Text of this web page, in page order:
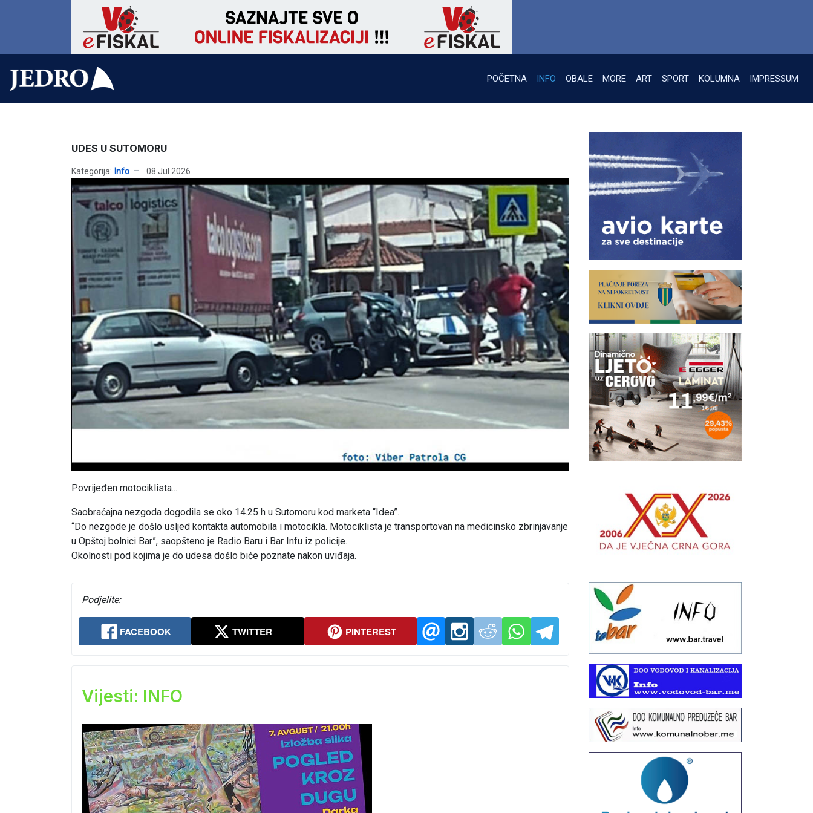
POČETNA INFO OBALE MORE ART SPORT KOLUMNA IMPRESSUM
UDES U SUTOMORU
Kategorija: Info 08 Jul 2026
Povrijeđen motociklista...
Saobraćajna nezgoda dogodila se oko 14.25 h u Sutomoru kod marketa “Idea”.
“Do nezgode je došlo usljed kontakta automobila i motocikla. Motociklista je transportovan na medicinsko zbrinjavanje
u Opštoj bolnici Bar”, saopšteno je Radio Baru i Bar Infu iz policije.
Okolnosti pod kojima je do udesa došlo biće poznate nakon uviđaja.
Podjelite:
FACEBOOK TWITTER PINTEREST
Vijesti: INFO